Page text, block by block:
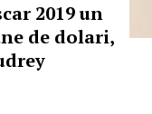
2019 un
de dolari,